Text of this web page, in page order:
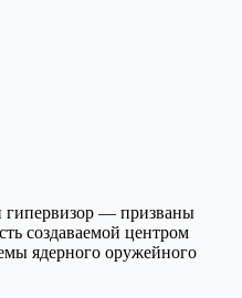
— призваны
создаваемой центром
ядерного оружейного